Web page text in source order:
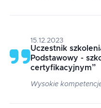
15.12.2023
Uczestnik
Podstawowy -
certyfikacyjnym”
Wysokie